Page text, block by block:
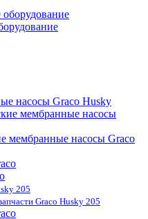
насосы Graco Husky
мембранные насосы Graco
205
Graco Husky 205